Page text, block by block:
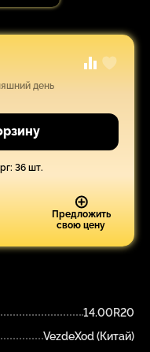
14.00R20
VezdeXod (Китай)
день
36 шт.
Предложить
свою цену